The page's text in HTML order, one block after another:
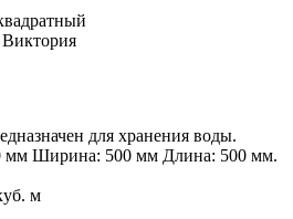
для хранения воды.
мм Ширина: 500 мм Длина: 500 мм.
м